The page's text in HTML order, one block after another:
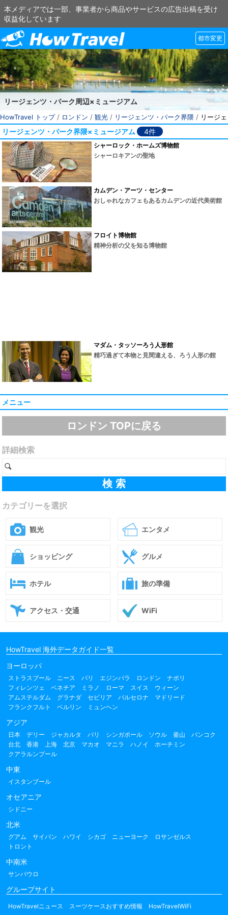
本メディアでは一部、事業者から商品やサービスの広告出稿を受け
収益化しています
都市変更
リージェンツ・パーク周辺×ミュージアム
HowTravel トップ/ ロンドン / 観光 / リージェンツ・パーク界隈 / リージ
リージェンツ・パーク界隈×ミュージアム 4件
シャーロック・ホームズ博物館
シャーロキアンの聖地
カムデン・アーツ・センター
おしゃれなカフェもあるカムデンの近代美術館
フロイト博物館
精神分析の父を知る博物館
マダム・タッソーろう人形館
精巧過ぎて本物と見間違える、ろう人形の館
メニュー
ロンドン TOPに戻る
詳細検索
カテゴリーを選択
観光 エンタメ
ショッピング グルメ
ホテル 旅の準備
アクセス・交通 WiFi
HowTravel 海外データガイド一覧
ヨーロッパ
ストラスブール ニース パリ エジンバラ ロンドン
ナポリ
フィレンツェ
ベネチア ミラノ ローマ スイス
ウィーン
アムステルダム
グラナダ セビリア バルセロナ
マドリード
フランクフルト
ベルリン ミュンヘン
アジア
日本 デリー ジャカルタ バリ シンガポール ソウル 釜山
バンコク
台北
香港 上海 北京 マカオ マニラ ハノイ
ホーチミン
クアラルンプール
中東
イスタンブール
オセアニア
シドニー
北米
グアム サイパン ハワイ シカゴ ニューヨーク
ロサンゼルス
トロント
中南米
サンパウロ
グループサイト
HowTravelニュース スーツケースおすすめ情報 HowTravelWiFi